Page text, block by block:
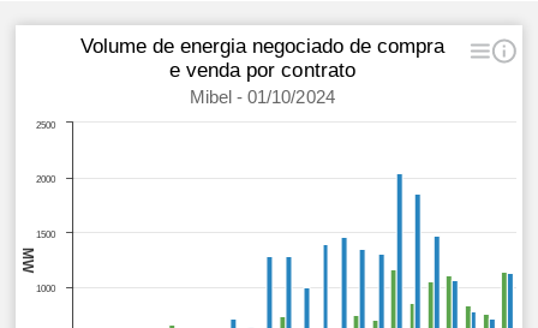
MW
Volume de energia negociado de compra
e venda por contrato
Mibel - 01/10/2024
1000
1500
2000
2500